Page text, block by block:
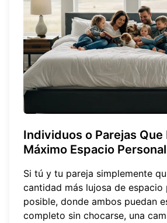
Individuos o Parejas Que
Máximo Espacio Personal
Si tú y tu pareja simplemente
cantidad más lujosa de espacio
posible, donde ambos puedan
completo sin chocarse, una